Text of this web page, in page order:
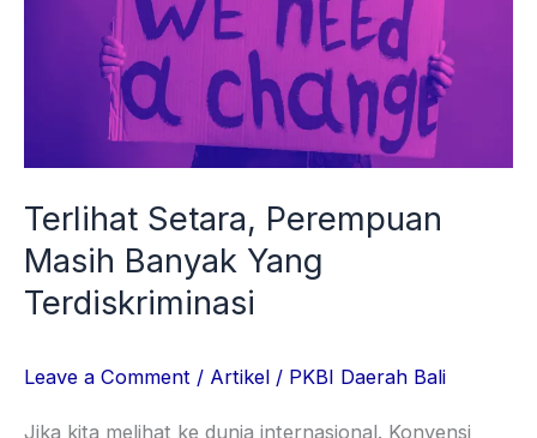
Terlihat Setara, Perempuan
Masih Banyak Yang
Terdiskriminasi
Leave a Comment / Artikel / PKBI Daerah Bali
Jika kita melihat ke dunia internasional. Konvensi
Terdiskriminasi